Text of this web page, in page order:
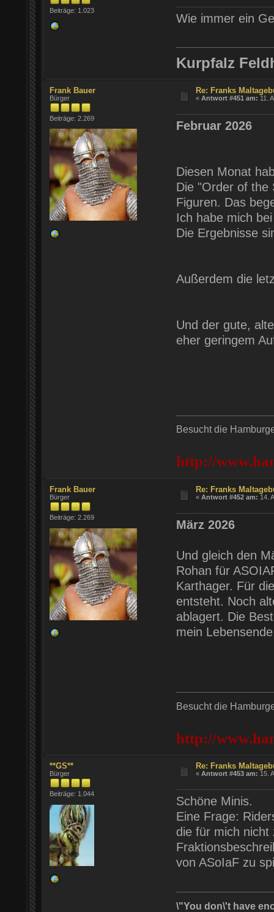
Beiträge: 1.023
Wie immer ein
Kurpfalz
Frank Bauer
Bürger
Beiträge: 2.269
Re: Franks
«Antwort #451 am: 11.
Februar 2026
Diesen Monat
Die "Order of the
Figuren. Das
Ich habe mich
Die Ergebnisse
Außerdem die
Und der gute,
eher geringem
Besucht die
http://
Frank Bauer
Bürger
Beiträge: 2.269
Re: Franks
«Antwort #452 am: 14.
März 2026
Und gleich den
Rohan für
Karthager. Für
entsteht. Noch
ablagert. Die
mein
Besucht die
http://
**GS**
Bürger
Beiträge: 1.044
Re: Franks
«Antwort #453 am: 15.
Schöne Minis.
Eine Frage:
die für mich
von ASoIaF zu
\"You don\'t have